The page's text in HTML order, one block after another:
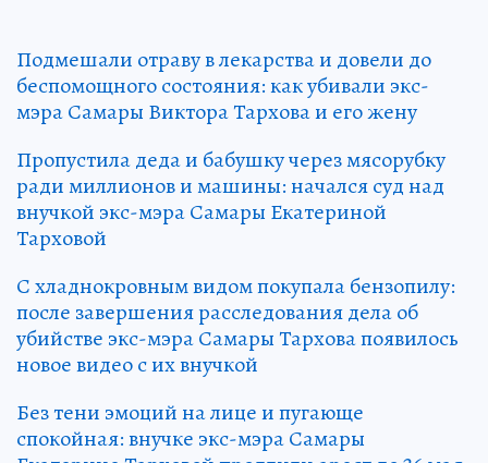
Подмешали отраву в лекарства и довели до
беспомощного состояния: как убивали экс-
мэра Самары Виктора Тархова и его жену
Пропустила деда и бабушку через мясорубку
ради миллионов и машины: начался суд над
внучкой экс-мэра Самары Екатериной
Тарховой
С хладнокровным видом покупала бензопилу:
после завершения расследования дела об
убийстве экс-мэра Самары Тархова появилось
новое видео с их внучкой
Без тени эмоций на лице и пугающе
спокойная: внучке экс-мэра Самары